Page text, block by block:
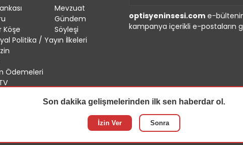
Mevzuat
Gündem
Köşe
Söyleşi
Politika / Yayın İlkeleri
Ödemeleri
optisyeninsesi.com e-
kampanya içerikli e-postaların
Son dakika gelişmelerinden ilk sen haberdar ol.
İzin Ver Sonra